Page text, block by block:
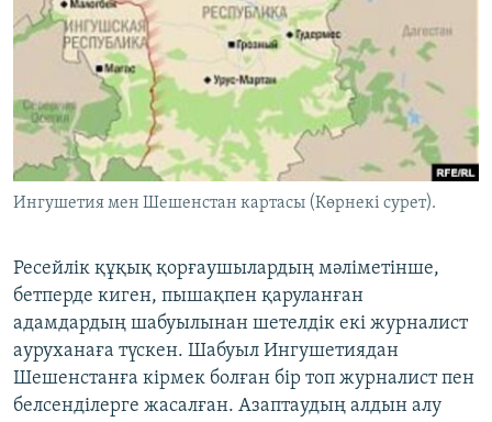
АРНАЙЫ ЖОБАЛАР
Русский
ЖАЗЫЛЫҢЫЗ
Ингушетия мен Шешенстан картасы (Көрнекі сурет).
Ресейлік құқық қорғаушылардың мәліметінше,
бетперде киген, пышақпен қаруланған
адамдардың шабуылынан шетелдік екі журналист
ауруханаға түскен. Шабуыл Ингушетиядан
Шешенстанға кірмек болған бір топ журналист пен
белсенділерге жасалған. Азаптаудың алдын алу